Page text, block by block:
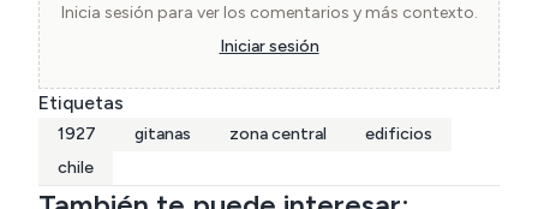
Inicia sesión para ver los comentarios y más contexto.
Iniciar sesión
Etiquetas
1927 gitanas zona central
edificios
chile